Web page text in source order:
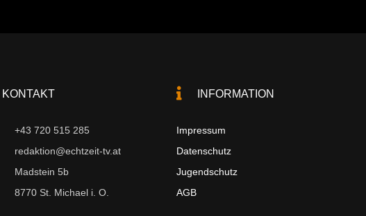
KONTAKT
+43 720 515 285
redaktion@echtzeit-tv.at
Madstein 5b
8770 St. Michael i. O.
INFORMATION
Impressum
Datenschutz
Jugendschutz
AGB